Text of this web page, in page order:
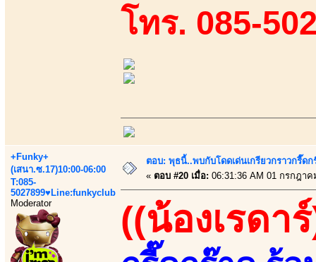
โทร. 085-
+Funky+
(เสนา.ซ.17)10:00-06:00
T:085-
5027899♥Line:funkyclub
Moderator
ตอบ: พุธนี้..พบกับโดดเด่นเกรียวกราวกรี๊
« ตอบ #20 เมื่อ: 06:31:36 AM 01 กรกฎาค
((น้องเรดา